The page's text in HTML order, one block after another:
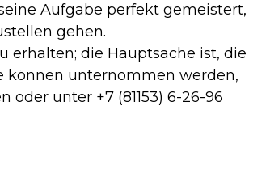
Aufgabe perfekt gemeistert,
gehen.
erhalten; die Hauptsache ist, die
können unternommen werden,
unter +7 (81153) 6-26-96